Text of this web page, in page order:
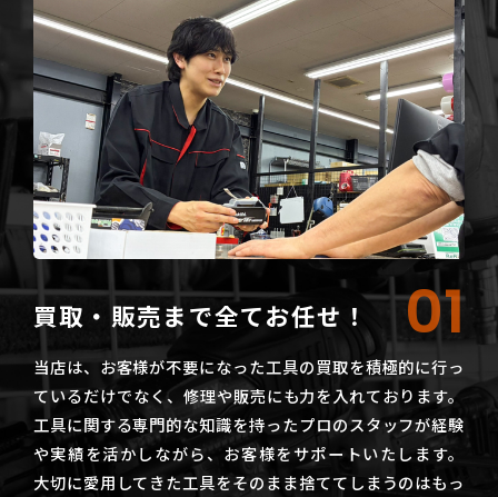
買取・販売まで全てお任せ！ 01
当店は、お客様が不要になった工具の買取を積極的に行っ
ているだけでなく、修理や販売にも力を入れております。
工具に関する専門的な知識を持ったプロのスタッフが経験
や実績を活かしながら、お客様をサポートいたします。
大切に愛用してきた工具をそのまま捨ててしまうのはもっ